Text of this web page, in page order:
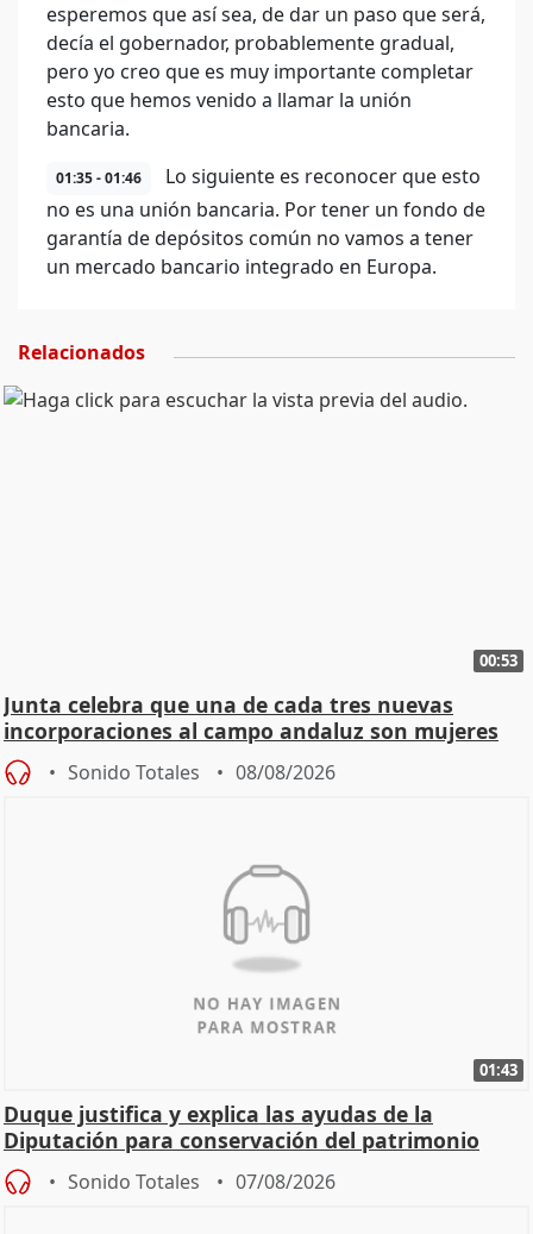
esperemos que así sea, de dar un paso que será,
decía el gobernador, probablemente gradual,
pero yo creo que es muy importante completar
esto que hemos venido a llamar la unión
bancaria.
01:35 - 01:46
Lo siguiente es reconocer que esto
no es una unión bancaria. Por tener un fondo de
garantía de depósitos común no vamos a tener
un mercado bancario integrado en Europa.
Relacionados
00:53
Junta celebra que una de cada tres nuevas
incorporaciones al campo andaluz son mujeres
jóvenes
Sonido Totales 08/08/2026
01:43
Duque justifica y explica las ayudas de la
Diputación para conservación del patrimonio
Sonido Totales 07/08/2026